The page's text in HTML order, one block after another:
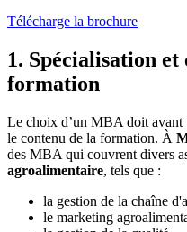
Télécharge la brochure
1. Spécialisation et
formation
Le choix d’un MBA doit avant
le contenu de la formation. À
des MBA qui couvrent divers
agroalimentaire, tels que :
la gestion de la chaîne
le marketing